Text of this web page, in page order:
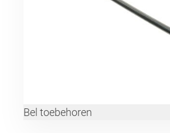
Bel toebehoren